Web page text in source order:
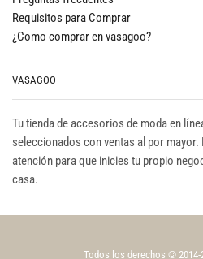
Requisitos para Comprar
¿Como comprar en vasagoo?
VASAGOO
Tu tienda de accesorios de moda en
seleccionados con ventas al por
atención para que inicies tu propio
casa.
Todos los derechos © 2014-